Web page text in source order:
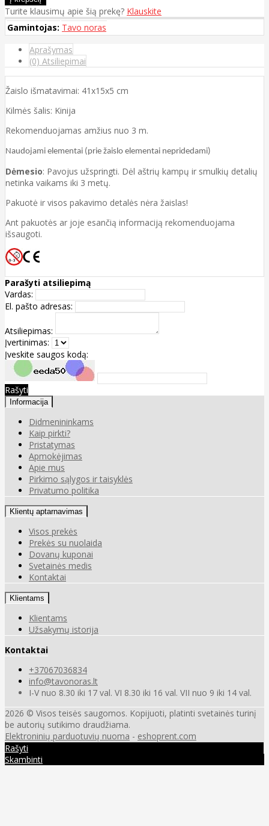
Turite klausimų apie šią prekę? Klauskite
Gamintojas: Tavo noras
Aprašymas
(0) Atsiliepimai
Žaislo išmatavimai: 41x15x5 cm
Kilmės šalis: Kinija
Rekomenduojamas amžius nuo 3 m.
Naudojami elementai (prie žaislo elementai nepridedami)
Dėmesio: Pavojus užspringti. Dėl aštrių kampų ir smulkių detalių
netinka vaikams iki 3 metų.
Pakuotė ir visos pakavimo detalės nėra žaislas!
Ant pakuotės ar joje esančią informaciją rekomenduojama
išsaugoti.
Parašyti atsiliepimą
Vardas:
El. pašto adresas:
Atsiliepimas:
Įvertinimas:
Įveskite saugos kodą:
Rašyti
Informacija
Didmenininkams
Kaip pirkti?
Pristatymas
Apmokėjimas
Apie mus
Pirkimo sąlygos ir taisyklės
Privatumo politika
Klientų aptarnavimas
Visos prekės
Prekės su nuolaida
Dovanų kuponai
Svetainės medis
Kontaktai
Klientams
Klientams
Užsakymų istorija
Kontaktai
+37067036834
info@tavonoras.lt
I-V nuo 8.30 iki 17 val. VI 8.30 iki 16 val. VII nuo 9 iki 14 val.
2026 © Visos teisės saugomos. Kopijuoti, platinti svetainės turinį
be autorių sutikimo draudžiama.
Elektroninių parduotuvių nuoma - eshoprent.com
Rašyti
Skambinti